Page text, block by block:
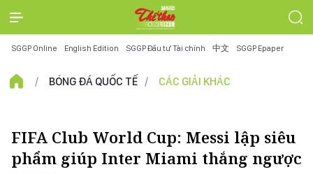
SGGP Online English Edition SGGP Đầu tư Tài chính 中文 SGGP Epaper
BÓNG ĐÁ QUỐC TẾ CÁC GIẢI KHÁC
FIFA Club World Cup: Messi lập siêu
phẩm giúp Inter Miami thắng ngược